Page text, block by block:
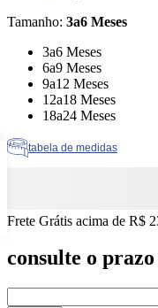
Tamanho: 3a6 Meses
Tamanho: 3a6 Meses
3a6 Meses
Tamanho: 6a9 Meses
6a9 Meses
Tamanho: 9a12
9a12 Meses
Tamanho: 12a18
12a18 Meses
Tamanho: 18a24
18a24 Meses
tabela de medidas
Frete Grátis acima de R$
consulte o